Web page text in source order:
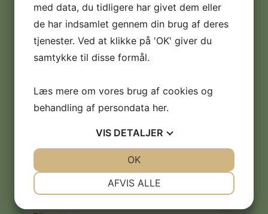
E-mail:
info@softicemaskiner.dk
Handelsbetingelser:
Digital fortrydelsesformular
Kom i kontakt med os!
" indikerer påkrævede felter
Navn*
med data, du tidligere har givet dem eller
de har indsamlet gennem din brug af deres
tjenester. Ved at klikke på 'OK' giver du
samtykke til disse formål.
Læs mere om vores brug af cookies og
behandling af persondata her.
VIS DETALJER
AFVIS ALLE
OK